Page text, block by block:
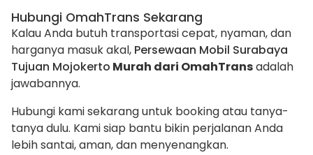
Hubungi OmahTrans Sekarang
Kalau Anda butuh transportasi cepat, nyaman, dan
harganya masuk akal, Persewaan Mobil Surabaya
Tujuan Mojokerto Murah dari OmahTransadalah
jawabannya.
Hubungi kami sekarang untuk booking atau tanya-
tanya dulu. Kami siap bantu bikin perjalanan Anda
lebih santai, aman, dan menyenangkan.